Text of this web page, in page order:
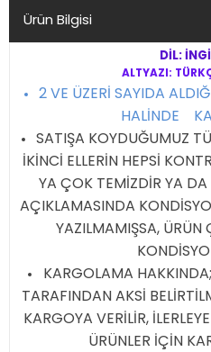
Ürün Bilgisi
DİL:
ALTYAZI:
2 VE ÜZERİ SAYIDA
HALİNDE
SATIŞA KOYDUĞUMUZ
İKİNCİ ELLERİN HEPSİ
YA ÇOK TEMİZDİR YA DA
AÇIKLAMASINDA
YAZILMAMIŞSA, ÜRÜN
KARGOLAMA
TARAFINDAN AKSİ
KARGOYA VERİLİR,
ÜRÜNLER İÇİN